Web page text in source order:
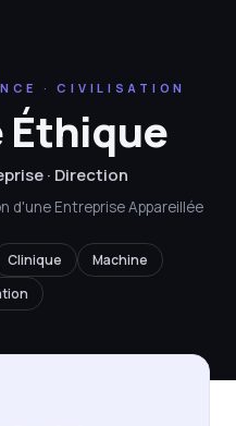
· CIVILISATION
Éthique
· Direction
d'une Entreprise Appareillée
Clinique
Machine